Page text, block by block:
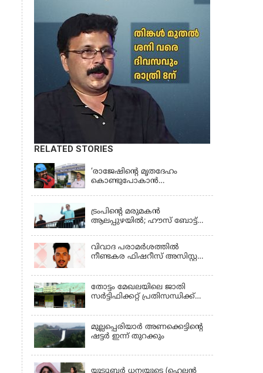
RELATED STORIES
KERALA
‘രാജേഷിന്‍റെ മൃതദേഹം
കൊണ്ടുപോകാന്‍
ഗുരുതരആരോപണം
ട്രംപിന്റെ മരുമകന്‍
ആലപ്പുഴയില്‍; ഹൗസ് ബോട്ട്
വിവാദ പരാമര്‍ശത്തില്‍
നീണ്ടകര ഫിഷറീസ് അസിസ്റ്റന്റ്
തോട്ടം മേഖലയിലെ ജാതി
സര്‍ട്ടിഫിക്കറ്റ് പ്രതിസന്ധിക്ക്
മുല്ലപ്പെരിയാര്‍ അണക്കെട്ടിൻ്റെ
ഷട്ടര്‍ ഇന്ന് തുറക്കും
യൂട്യൂബർ ധന്യയുടെ (ഹെലൻ